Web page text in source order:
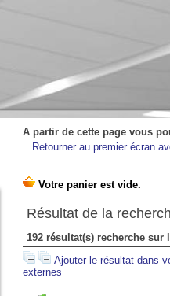
A partir de cette page vous
Retourner au premier écran
Résultat de la
192 résultat(s) recherche
Ajouter le résultat dans
externes